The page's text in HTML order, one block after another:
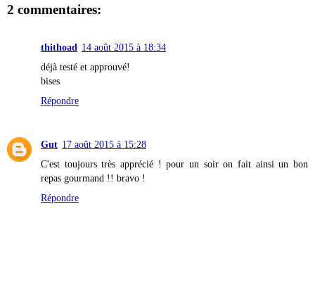
2 commentaires:
thithoad 14 août 2015 à 18:34
déjà testé et approuvé!
bises
Répondre
Gut 17 août 2015 à 15:28
C'est toujours très apprécié ! pour un soir on fait ainsi un bon
repas gourmand !! bravo !
Répondre